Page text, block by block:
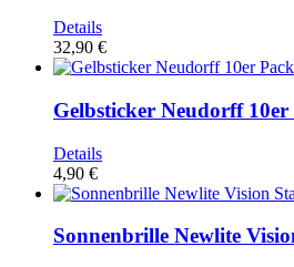
Details
32,90 €
Gelbsticker Neudorff 10er
Details
4,90 €
Sonnenbrille Newlite